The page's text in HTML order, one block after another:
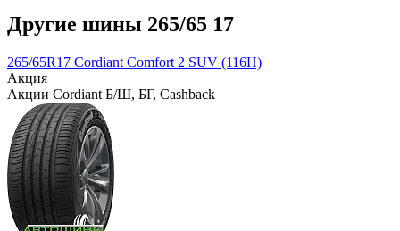
Другие шины 265/65 17
265/65R17 Cordiant Comfort 2 SUV (116H)
Акция
Акции Cordiant Б/Ш, БГ, Cashback